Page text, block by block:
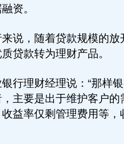
资。
，随着贷款规模的放
贷款转为理财产品。
理财经理说：“那样银
主要是出于维护客户的
益率仅剩管理费用等，